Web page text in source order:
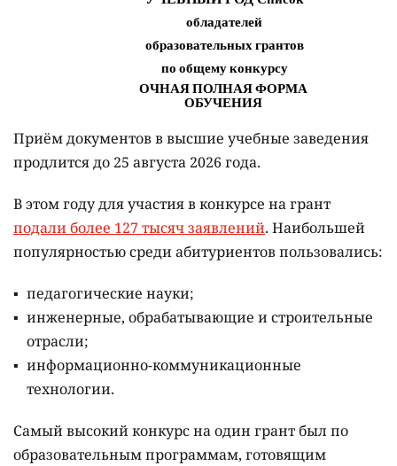
Приём документов в высшие учебные заведения
продлится до 25 августа 2026 года.
В этом году для участия в конкурсе на грант
подали более 127 тысяч заявлений. Наибольшей
популярностью среди абитуриентов пользовались:
педагогические науки;
инженерные, обрабатывающие и строительные
отрасли;
информационно-коммуникационные
технологии.
Самый высокий конкурс на один грант был по
образовательным программам, готовящим